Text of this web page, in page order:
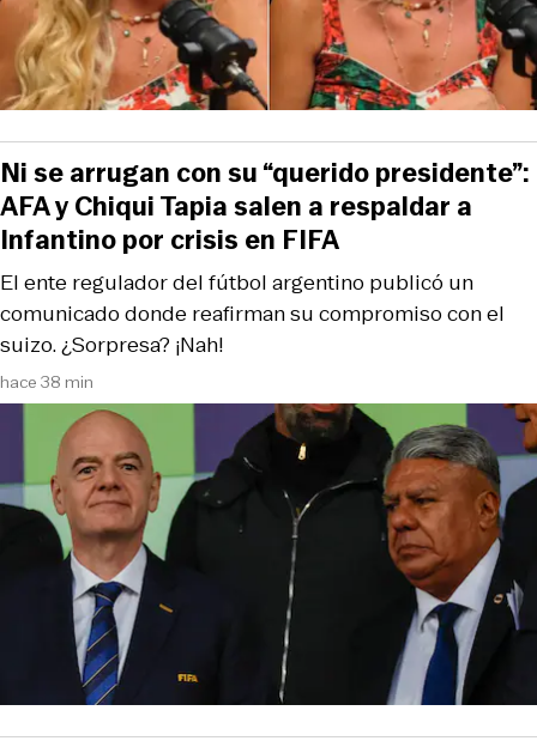
hace 38 min
El ente regulador del fútbol argentino publicó un
comunicado donde reafirman su compromiso con el
suizo. ¿Sorpresa? ¡Nah!
Ni se arrugan con su “querido presidente”:
AFA y Chiqui Tapia salen a respaldar a
Infantino por crisis en FIFA